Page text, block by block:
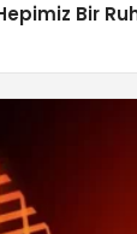
Bir